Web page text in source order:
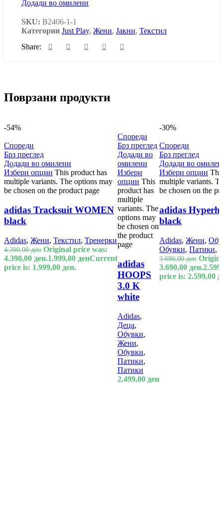
Додади во омилени
SKU: B2406-1-1
Категории Just Play, Жени, Јакни, Текстил
Share:
Поврзани продукти
-54%
Спореди
Брз преглед
Додади во омилени
Избери опции This product has
multiple variants. The options may
be chosen on the product page
adidas Tracksuit WOMEN
black
Adidas, Жени, Текстил, Тренерки
4.390,00ден Original price was:
4.390,00 ден.1.999,00 денCurrent
price is: 1.999,00 ден.
Спореди
Брз преглед
Додади во
омилени
Избери
опции This
product has
multiple
variants. The
options may
be chosen on
the product
page
adidas
HOOPS
3.0 K
white
Adidas,
Деца,
Обувки,
Жени,
Обувки,
Патики,
Патики
2.499,00 ден
-30%
Спореди
Брз преглед
Додади во
Избери опции
multiple variants.
be chosen on the
adidas
black
Adidas, Жени,
Обувки, Патики,
3.690,00ден
3.690,00 ден.
price is: 2.599,00